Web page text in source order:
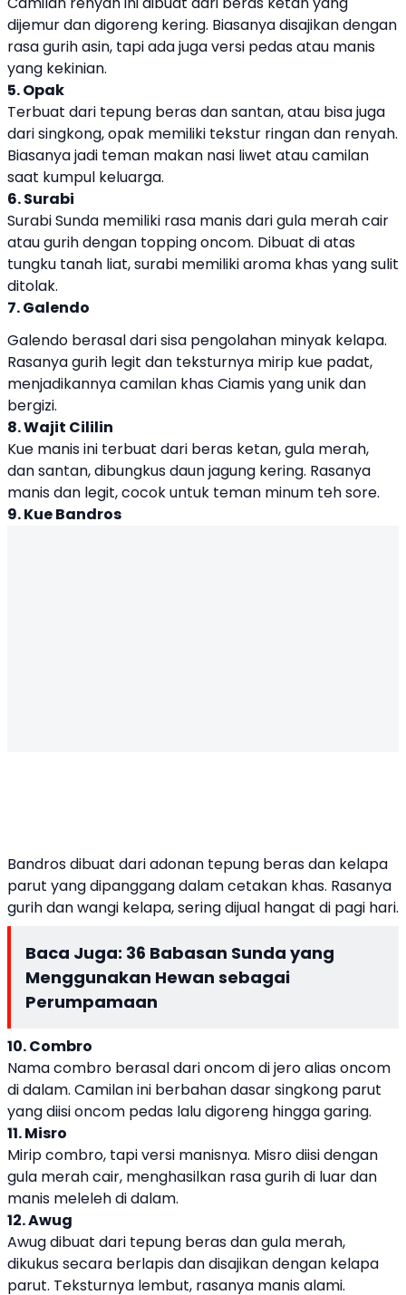
dijemur dan digoreng kering. Biasanya disajikan dengan
rasa gurih asin, tapi ada juga versi pedas atau manis
yang kekinian.
5. Opak
Terbuat dari tepung beras dan santan, atau bisa juga
dari singkong, opak memiliki tekstur ringan dan renyah.
Biasanya jadi teman makan nasi liwet atau camilan
saat kumpul keluarga.
6. Surabi
Surabi Sunda memiliki rasa manis dari gula merah cair
atau gurih dengan topping oncom. Dibuat di atas
tungku tanah liat, surabi memiliki aroma khas yang sulit
ditolak.
7. Galendo
Galendo berasal dari sisa pengolahan minyak kelapa.
Rasanya gurih legit dan teksturnya mirip kue padat,
menjadikannya camilan khas Ciamis yang unik dan
bergizi.
8. Wajit Cililin
Kue manis ini terbuat dari beras ketan, gula merah,
dan santan, dibungkus daun jagung kering. Rasanya
manis dan legit, cocok untuk teman minum teh sore.
9. Kue Bandros
Bandros dibuat dari adonan tepung beras dan kelapa
parut yang dipanggang dalam cetakan khas. Rasanya
gurih dan wangi kelapa, sering dijual hangat di pagi hari.
Baca Juga: 36 Babasan Sunda yang
Menggunakan Hewan sebagai
Perumpamaan
10. Combro
Namacombro berasal dari oncom di jero aliasoncom
di dalam. Camilan ini berbahan dasar singkong parut
yang diisi oncom pedas lalu digoreng hingga garing.
11. Misro
Mirip combro, tapi versi manisnya. Misro diisi dengan
gula merah cair, menghasilkan rasa gurih di luar dan
manis meleleh di dalam.
12. Awug
Awug dibuat dari tepung beras dan gula merah,
dikukus secara berlapis dan disajikan dengan kelapa
parut. Teksturnya lembut, rasanya manis alami.